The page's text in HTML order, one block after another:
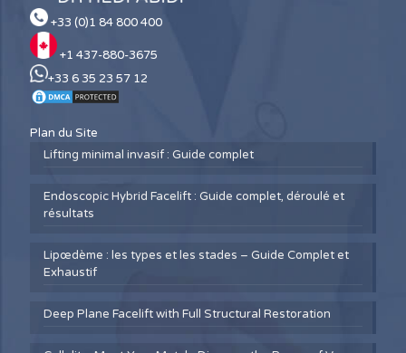
+33 (0)1 84 800 400
+1 437-880-3675
+33 6 35 23 57 12
Plan du Site
Lifting minimal invasif : Guide complet
Endoscopic Hybrid Facelift : Guide complet, déroulé et
résultats
Lipœdème : les types et les stades – Guide Complet et
Exhaustif
Deep Plane Facelift with Full Structural Restoration